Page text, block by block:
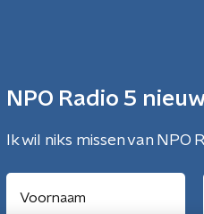
NPO Radio 5
Ik wil niks missen van NPO